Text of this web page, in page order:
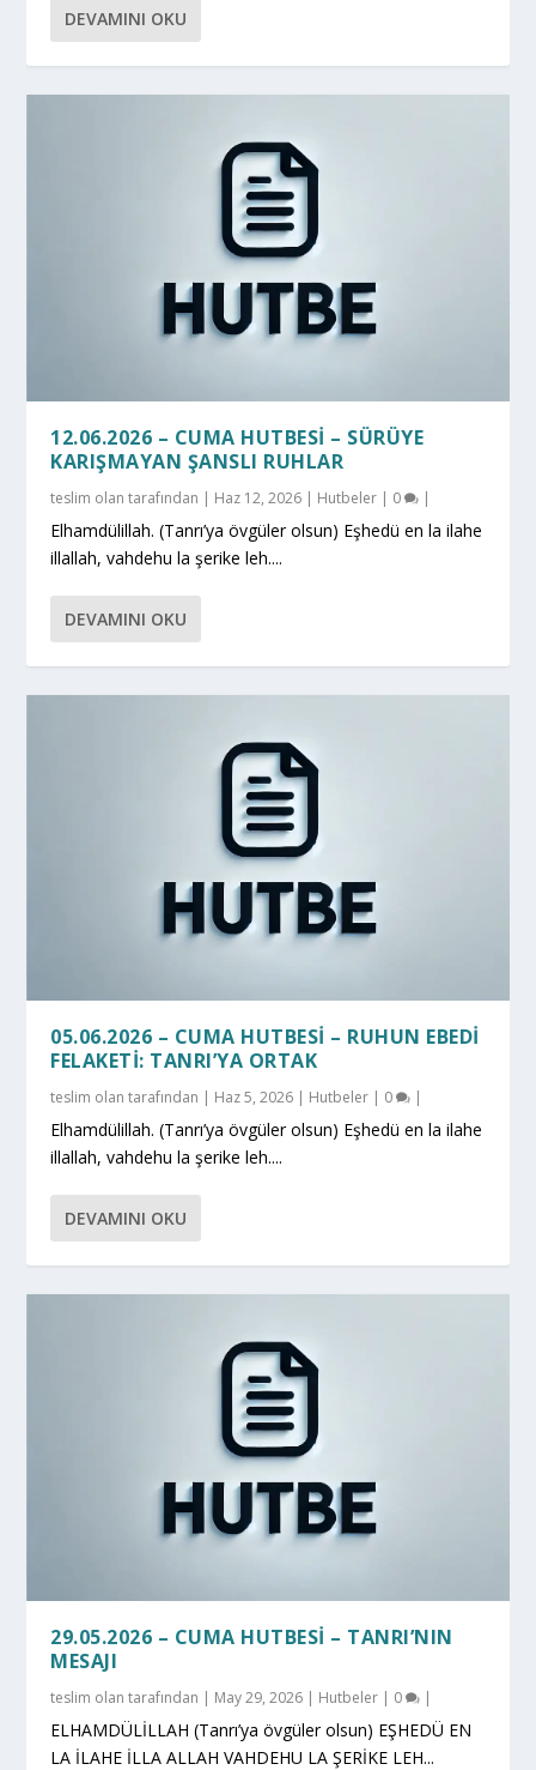
DEVAMINI OKU
12.06.2026 – CUMA HUTBESI – SÜRÜYE
KARIŞMAYAN ŞANSLI RUHLAR
teslim olan tarafından | Haz 12, 2026 | Hutbeler | 0 |
Elhamdülillah. (Tanrı’ya övgüler olsun) Eşhedü en la ilahe
illallah, vahdehu la şerike leh....
DEVAMINI OKU
05.06.2026 – CUMA HUTBESI – RUHUN EBEDI
FELAKETI: TANRI’YA ORTAK
teslim olan tarafından | Haz 5, 2026 | Hutbeler | 0 |
Elhamdülillah. (Tanrı’ya övgüler olsun) Eşhedü en la ilahe
illallah, vahdehu la şerike leh....
DEVAMINI OKU
29.05.2026 – CUMA HUTBESI – TANRI’NIN
MESAJI
teslim olan tarafından | May 29, 2026 | Hutbeler | 0 |
ELHAMDÜLİLLAH (Tanrı’ya övgüler olsun) EŞHEDÜ EN
LA İLAHE İLLA ALLAH VAHDEHU LA ŞERİKE LEH...